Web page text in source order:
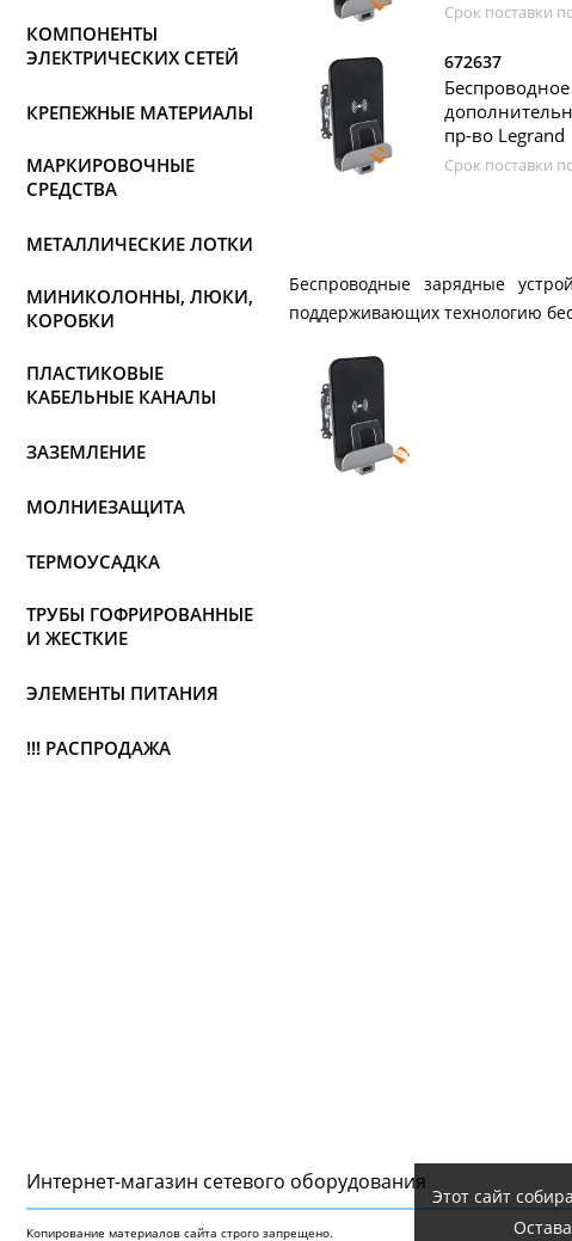
КОМПОНЕНТЫ
ЭЛЕКТРИЧЕСКИХ СЕТЕЙ
КРЕПЕЖНЫЕ МАТЕРИАЛЫ
МАРКИРОВОЧНЫЕ
СРЕДСТВА
МЕТАЛЛИЧЕСКИЕ ЛОТКИ
МИНИКОЛОННЫ, ЛЮКИ,
КОРОБКИ
ПЛАСТИКОВЫЕ
КАБЕЛЬНЫЕ КАНАЛЫ
ЗАЗЕМЛЕНИЕ
МОЛНИЕЗАЩИТА
ТЕРМОУСАДКА
ТРУБЫ ГОФРИРОВАННЫЕ
И ЖЕСТКИЕ
ЭЛЕМЕНТЫ ПИТАНИЯ
!!! РАСПРОДАЖА
Срок поставки
672637
пр-во Legrand
Срок поставки
Беспроводные зарядные
поддерживающих технологию
Интернет-магазин сетeвого оборудования
Копирование материалов сайта строго запрещено.
Этот сайт